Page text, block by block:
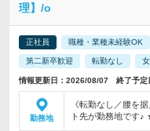
理】/o
正社員 職種・業種未経験OK
第二新卒歓迎 転勤なし
情報更新日：2026/08/07 終了予定
勤務地
《転勤なし／腰を
ト先が勤務地です